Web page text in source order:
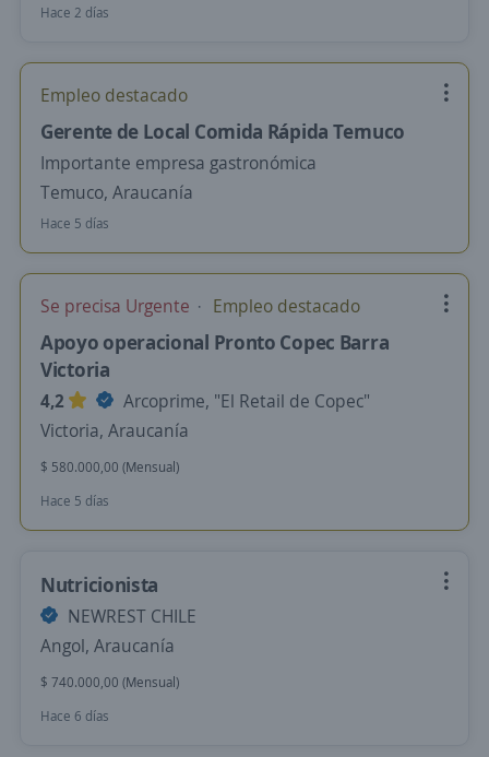
Hace 2 días
Empleo destacado
Gerente de Local Comida Rápida Temuco
Importante empresa gastronómica
Temuco, Araucanía
Hace 5 días
Se precisa Urgente Empleo destacado
Apoyo operacional Pronto Copec Barra
Victoria
4,2
Arcoprime, "El Retail de Copec"
Victoria, Araucanía
$ 580.000,00 (Mensual)
Hace 5 días
Nutricionista
NEWREST CHILE
Angol, Araucanía
$ 740.000,00 (Mensual)
Hace 6 días